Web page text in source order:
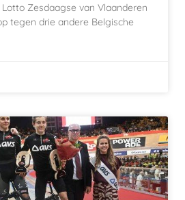
Zesdaagse van Vlaanderen
tegen drie andere Belgische